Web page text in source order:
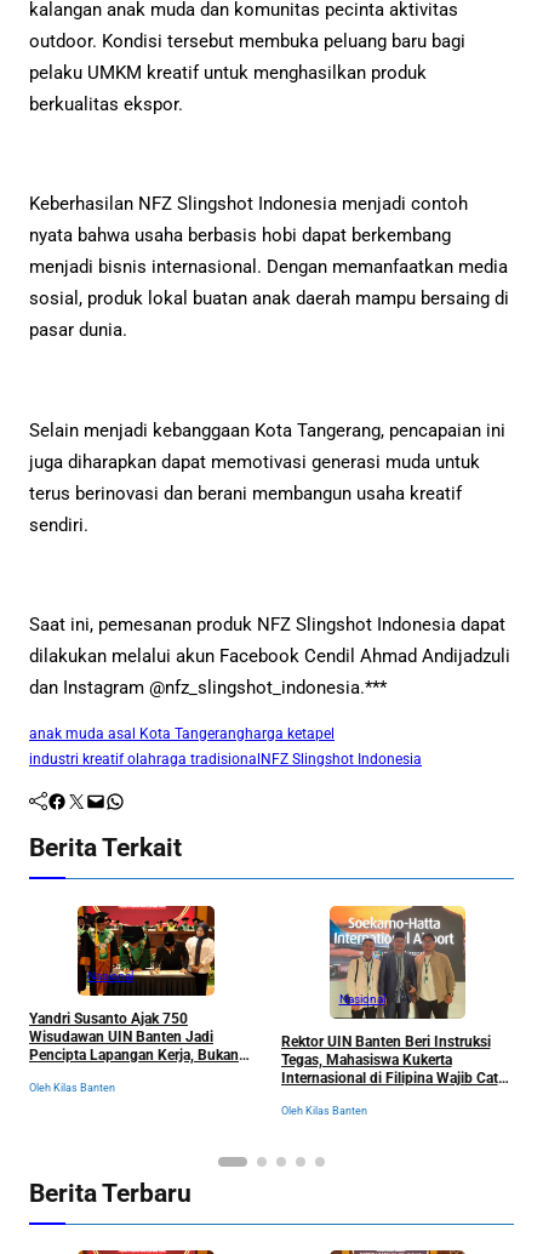
kalangan anak muda dan komunitas pecinta aktivitas
outdoor. Kondisi tersebut membuka peluang baru bagi
pelaku UMKM kreatif untuk menghasilkan produk
berkualitas ekspor.
Keberhasilan NFZ Slingshot Indonesia menjadi contoh
nyata bahwa usaha berbasis hobi dapat berkembang
menjadi bisnis internasional. Dengan memanfaatkan media
sosial, produk lokal buatan anak daerah mampu bersaing di
pasar dunia.
Selain menjadi kebanggaan Kota Tangerang, pencapaian ini
juga diharapkan dapat memotivasi generasi muda untuk
terus berinovasi dan berani membangun usaha kreatif
sendiri.
Saat ini, pemesanan produk NFZ Slingshot Indonesia dapat
dilakukan melalui akun Facebook Cendil Ahmad Andijadzuli
dan Instagram @nfz_slingshot_indonesia.***
anak muda asal Kota Tangerang harga ketapel
industri kreatif olahraga tradisional NFZ Slingshot Indonesia
Facebook Twitter Mail WhatsApp
Berita Terkait
Nasional
Yandri Susanto Ajak 750
Wisudawan UIN Banten Jadi
Pencipta Lapangan Kerja, Bukan
Oleh Kilas Banten
Nasional
Rektor UIN Banten Beri Instruksi
Tegas, Mahasiswa Kukerta
Internasional di Filipina Wajib Catat
Oleh Kilas Banten
Berita Terbaru